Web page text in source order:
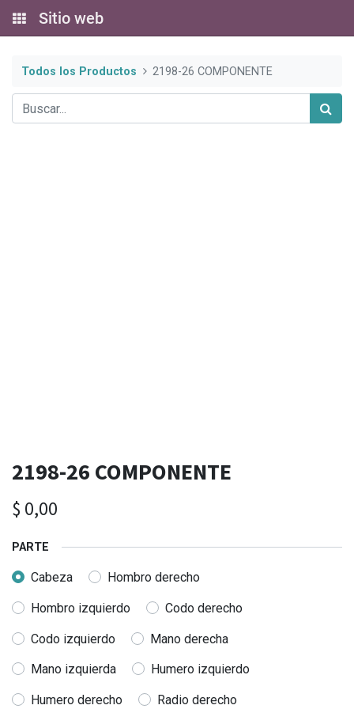
Sitio web
Todos los Productos 2198-26 COMPONENTE
2198-26 COMPONENTE
$ 0,00
PARTE
Cabeza Hombro derecho
Hombro izquierdo Codo derecho
Codo izquierdo Mano derecha
Mano izquierda Humero izquierdo
Humero derecho Radio derecho